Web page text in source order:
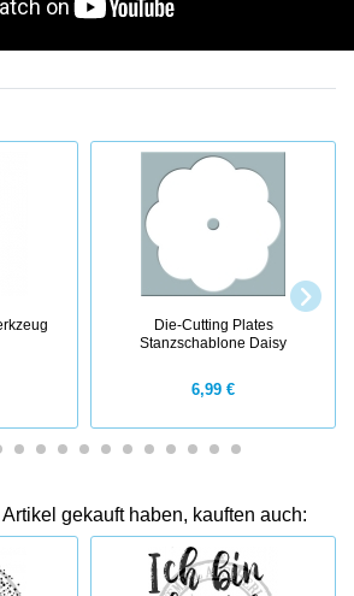
Die-Cutting Plates
Stanzschablone Daisy
6,99 €
gekauft haben, kauften auch: